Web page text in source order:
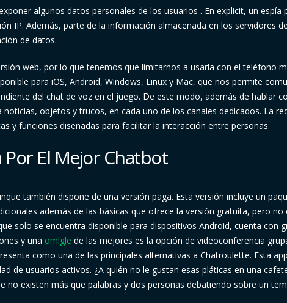
algunos datos personales de los usuarios . En explicit, un espía
IP. Además, parte de la información almacenada en los servidores
de datos.
web, por lo que tenemos que limitarnos a usarla con el teléfono
para iOS, Android, Windows, Linux y Mac, que nos permite
del chat de voz en el juego. De este modo, además de hablar
objetos y trucos, en cada uno de los canales dedicados. La
y funciones diseñadas para facilitar la interacción entre personas.
Por El Mejor Chatbot
también dispone de una versión paga. Esta versión incluye un
además de las básicas que ofrece la versión gratuita, pero
solo se encuentra disponible para dispositivos Android, cuenta con
y una omlgle de las mejores es la opción de videoconferencia
como una de las principales alternativas a Chatroulette. Esta
de usuarios activos. ¿A quién no le gustan esas pláticas en una
no existen más que palabras y dos personas debatiendo sobre un